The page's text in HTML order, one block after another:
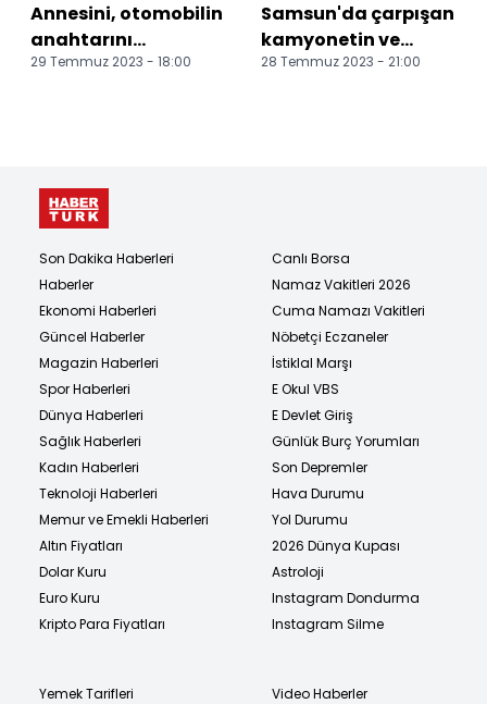
Annesini, otomobilin
anahtarını
vermediği için
29 Temmuz 2023 - 18:00
Samsun'da çarpışan
kamyonetin ve
minibüsün sürücüleri
28 Temmuz 2023 - 21:00
Son Dakika Haberleri
Haberler
Ekonomi Haberleri
Güncel Haberler
Magazin Haberleri
Spor Haberleri
Dünya Haberleri
Sağlık Haberleri
Kadın Haberleri
Teknoloji Haberleri
Memur ve Emekli Haberleri
Altın Fiyatları
Dolar Kuru
Euro Kuru
Kripto Para Fiyatları
Canlı Borsa
Namaz Vakitleri 2026
Cuma Namazı Vakitleri
Nöbetçi Eczaneler
İstiklal Marşı
E Okul VBS
E Devlet Giriş
Günlük Burç Yorumları
Son Depremler
Hava Durumu
Yol Durumu
2026 Dünya Kupası
Astroloji
Instagram Dondurma
Instagram Silme
Yemek Tarifleri
Video Haberler